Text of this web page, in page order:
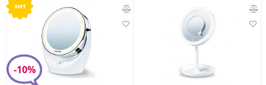
хит
-10%